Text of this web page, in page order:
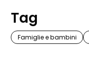
Tag
Famiglie e bambini